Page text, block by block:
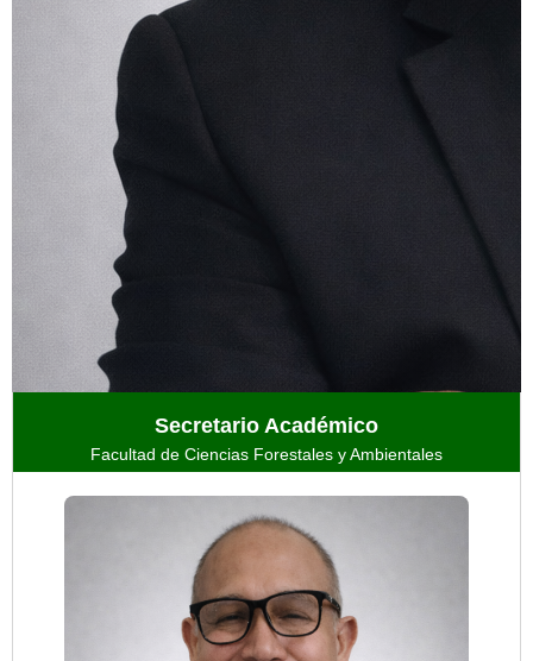
Secretario Académico
Facultad de Ciencias Forestales y Ambientales